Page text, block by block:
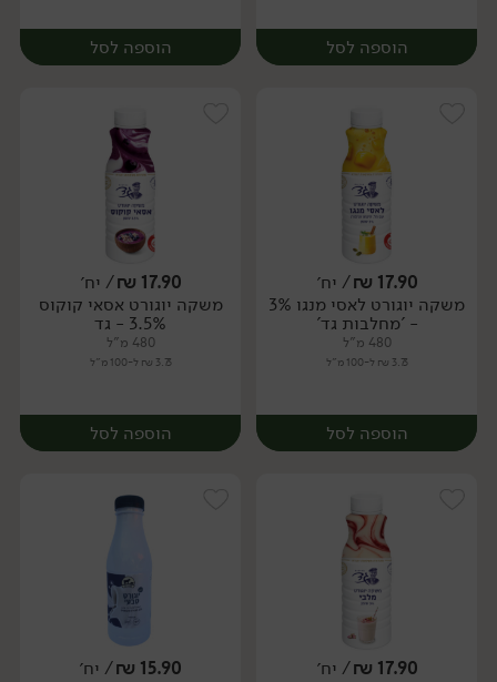
הוספה לסל הוספה לסל
יח׳
17.90
₪/ יח׳
משקה יוגורט לאסי מנגו 3%
- 'מחלבות גד'
480 מ"ל
3.73 ₪ ל-100 מ"ל
הוספה לסל
17.90
₪/ יח׳
משקה יוגורט אסאי קוקוס
3.5% - גד
480 מ"ל
3.73 ₪ ל-100 מ"ל
הוספה לסל
17.90
₪/ יח׳
15.90
₪/ יח׳